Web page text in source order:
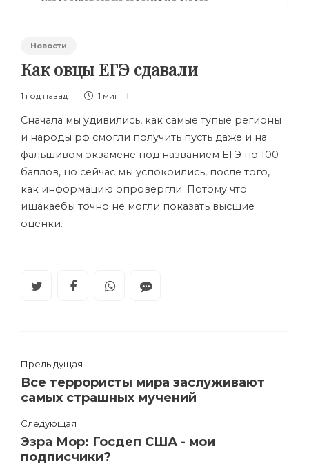
Новости
Как овцы ЕГЭ сдавали
1 год назад 1 мин
Сначала мы удивились, как самые тупые регионы
и народы рф смогли получить пусть даже и на
фальшивом экзамене под названием ЕГЭ по 100
баллов, но сейчас мы успокоились, после того,
как информацию опровергли. Потому что
ишакаебы точно не могли показать высшие
оценки.
Предыдущая
Все террористы мира заслуживают
самых страшных мучений
Следующая
Эзра Мор: Госдеп США - мои
подписчики?